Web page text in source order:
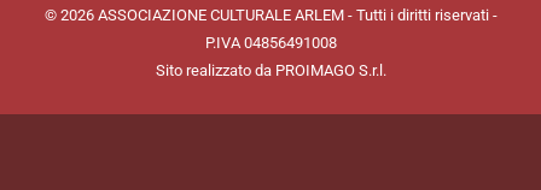
© 2026 ASSOCIAZIONE CULTURALE ARLEM - Tutti i diritti riservati -
P.IVA 04856491008
Sito realizzato da PROIMAGO S.r.l.